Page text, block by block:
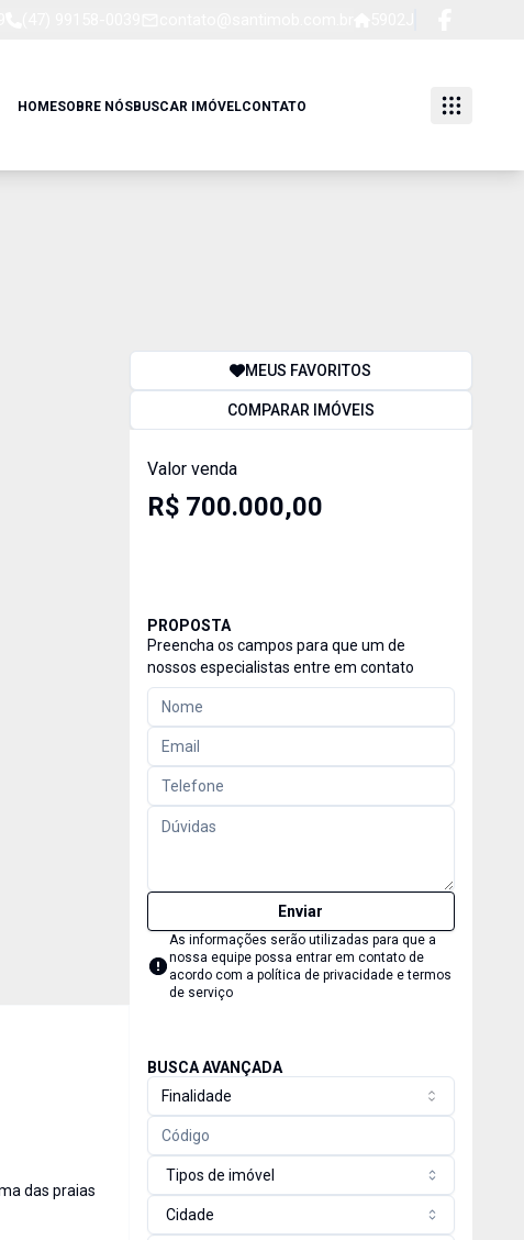
HOMESOBRE NÓSBUSCAR IMÓVELCONTATO
das praias
MEUS FAVORITOS
COMPARAR IMÓVEIS
Valor venda
R$ 700.000,00
PROPOSTA
Preencha os campos para que um de
nossos especialistas entre em contato
Enviar
As informações serão utilizadas para que a
nossa equipe possa entrar em contato de
acordo com a política de privacidade e termos
de serviço
BUSCA AVANÇADA
Finalidade
Tipos de imóvel
Cidade